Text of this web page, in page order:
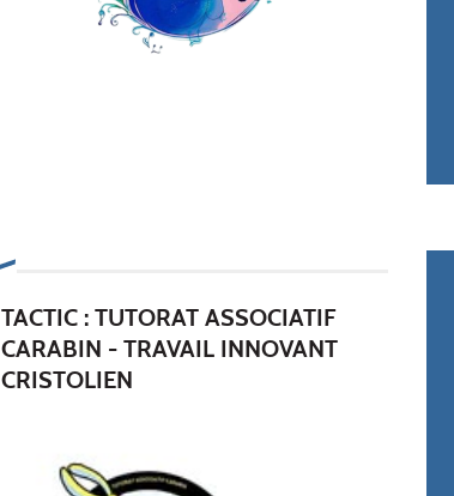
TACTIC : TUTORAT ASSOCIATIF
CARABIN - TRAVAIL INNOVANT
CRISTOLIEN